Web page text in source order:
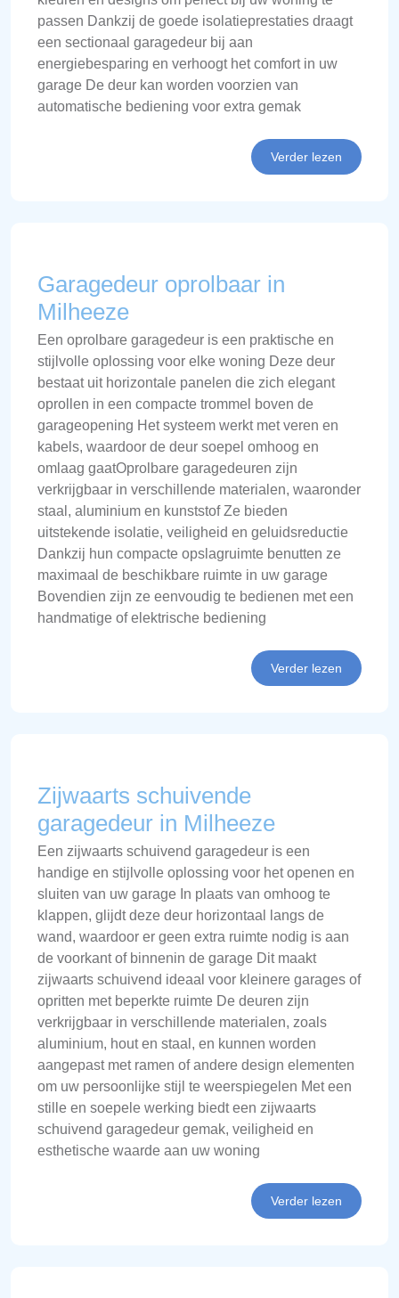
passen Dankzij de goede isolatieprestaties draagt
een sectionaal garagedeur bij aan
energiebesparing en verhoogt het comfort in uw
garage De deur kan worden voorzien van
automatische bediening voor extra gemak
Verder lezen
Garagedeur oprolbaar in
Milheeze
Een oprolbare garagedeur is een praktische en
stijlvolle oplossing voor elke woning Deze deur
bestaat uit horizontale panelen die zich elegant
oprollen in een compacte trommel boven de
garageopening Het systeem werkt met veren en
kabels, waardoor de deur soepel omhoog en
omlaag gaatOprolbare garagedeuren zijn
verkrijgbaar in verschillende materialen, waaronder
staal, aluminium en kunststof Ze bieden
uitstekende isolatie, veiligheid en geluidsreductie
Dankzij hun compacte opslagruimte benutten ze
maximaal de beschikbare ruimte in uw garage
Bovendien zijn ze eenvoudig te bedienen met een
handmatige of elektrische bediening
Verder lezen
Zijwaarts schuivende
garagedeur in Milheeze
Een zijwaarts schuivend garagedeur is een
handige en stijlvolle oplossing voor het openen en
sluiten van uw garage In plaats van omhoog te
klappen, glijdt deze deur horizontaal langs de
wand, waardoor er geen extra ruimte nodig is aan
de voorkant of binnenin de garage Dit maakt
zijwaarts schuivend ideaal voor kleinere garages of
opritten met beperkte ruimte De deuren zijn
verkrijgbaar in verschillende materialen, zoals
aluminium, hout en staal, en kunnen worden
aangepast met ramen of andere design elementen
om uw persoonlijke stijl te weerspiegelen Met een
stille en soepele werking biedt een zijwaarts
schuivend garagedeur gemak, veiligheid en
esthetische waarde aan uw woning
Verder lezen